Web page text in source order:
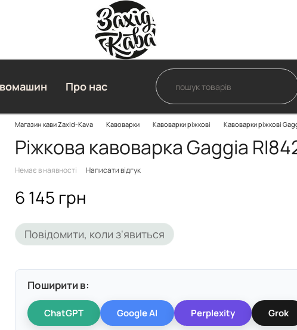
Про нас
Магазин кави Zaxid-Kava Кавоварки Кавоварки ріжкові Кавоварки ріжкові
Ріжкова кавоварка Gaggia
Немає в наявності Написати відгук
6 145 грн
Повідомити, коли з'явиться
Поширити в:
ChatGPT Google AI Perplexity Grok